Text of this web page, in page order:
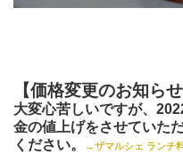
【価格変更のお知らせ
大変心苦しいですが、
金の値上げをさせていただ
ください。
→ザマルシェ ランチ